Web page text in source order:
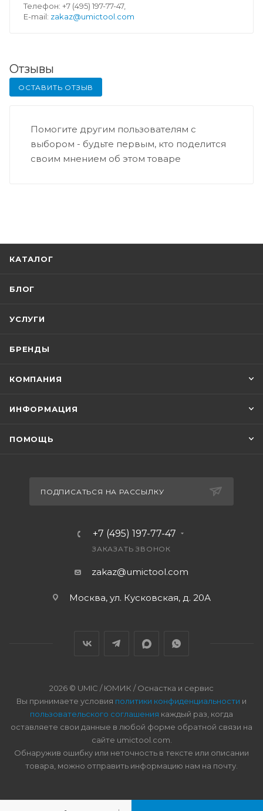
Телефон: +7 (495) 197-77-47,
E-mail: zakaz@umictool.com
Отзывы
ОСТАВИТЬ ОТЗЫВ
Помогите другим пользователям с
выбором - будьте первым, кто поделится
своим мнением об этом товаре
КАТАЛОГ
БЛОГ
УСЛУГИ
БРЕНДЫ
КОМПАНИЯ
ИНФОРМАЦИЯ
ПОМОЩЬ
ПОДПИСАТЬСЯ НА РАССЫЛКУ
+7 (495) 197-77-47
ЗАКАЗАТЬ ЗВОНОК
zakaz@umictool.com
Москва, ул. Кусковская, д. 20А
2026 © UMIC / ЮМИК / Оснастка и сервис
Вы принимаете условия политики конфиденциальности и
пользовательского соглашения каждый раз, когда
оставляете свои данные в любой форме обратной связи на
сайте umictool.com.
Обнаружив ошибку или неточность в тексте или описании
товара, можно отправить информацию нам на почту.